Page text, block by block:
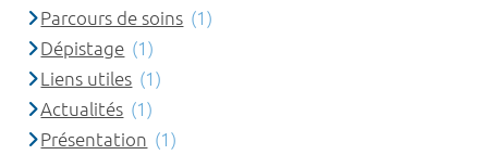
Parcours de soins (1)
Dépistage (1)
Liens utiles (1)
Actualités (1)
Présentation (1)